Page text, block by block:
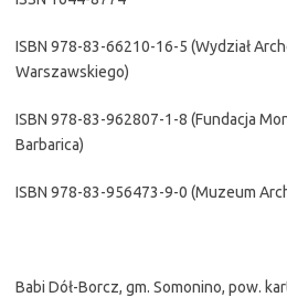
ISBN 978-83-66210-16-5 (Wydział
Warszawskiego)
ISBN 978-83-962807-1-8 (Fundacja
Barbarica)
ISBN 978-83-956473-9-0 (Muzeum
Babi Dół-Borcz, gm. Somonino, pow.